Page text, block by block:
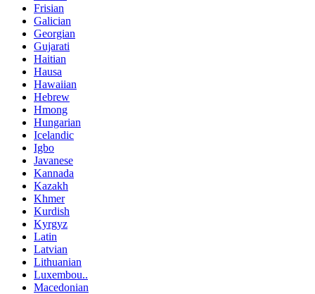
Frisian
Galician
Georgian
Gujarati
Haitian
Hausa
Hawaiian
Hebrew
Hmong
Hungarian
Icelandic
Igbo
Javanese
Kannada
Kazakh
Khmer
Kurdish
Kyrgyz
Latin
Latvian
Lithuanian
Luxembou..
Macedonian